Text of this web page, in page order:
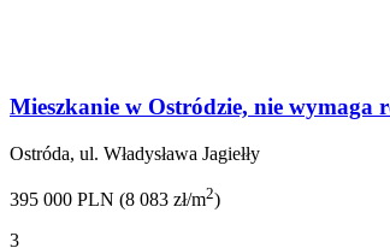
Mieszkanie w Ostródzie, nie wymaga
Ostróda, ul. Władysława Jagiełły
395 000 PLN (8 083 zł/m2)
3